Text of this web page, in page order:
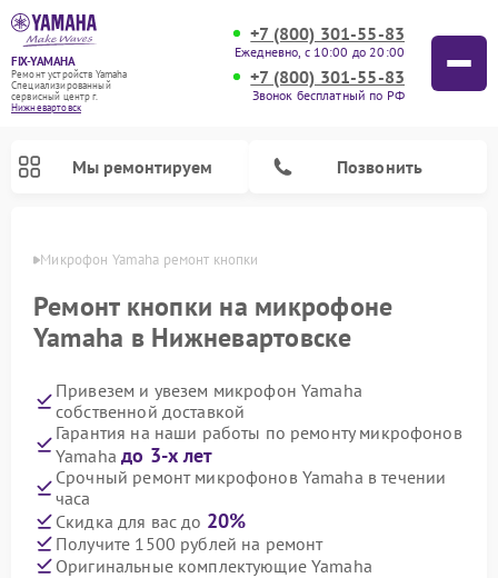
FIX-YAMAHA
Ремонт устройств Yamaha
Специализированный
cервисный центр г.
Нижневартовск
+7 (800) 301-55-83
Ежедневно, с 10:00 до 20:00
+7 (800) 301-55-83
Звонок бесплатный по РФ
Мы ремонтируем Позвонить
Микрофон Yamaha ремонт кнопки
Ремонт кнопки на микрофоне
Yamaha в Нижневартовске
Привезем и увезем микрофон Yamaha
собственной доставкой
Гарантия на наши работы по ремонту микрофонов
Yamahaдо 3-х лет
Срочный ремонт микрофонов Yamaha в течении
часа
Скидка для вас до 20%
Получите 1500 рублей на ремонт
Оригинальные комплектующие Yamaha